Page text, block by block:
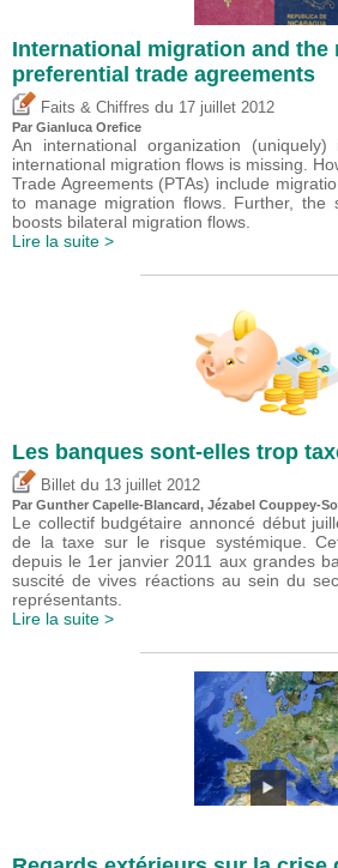
International migration and the
preferential trade agreements
Faits & Chiffres du 17 juillet 2012
Par Gianluca Orefice
An international organization
international migration flows is missing.
Trade Agreements (PTAs) include
to manage migration flows. Further, the
boosts bilateral migration flows.
Lire la suite >
Les banques sont-elles trop
Billet du 13 juillet 2012
Par Gunther Capelle-Blancard, Jézabel Couppey-
Le collectif budgétaire annoncé début
de la taxe sur le risque systémique.
depuis le 1er janvier 2011 aux grandes
suscité de vives réactions au sein du
représentants.
Lire la suite >